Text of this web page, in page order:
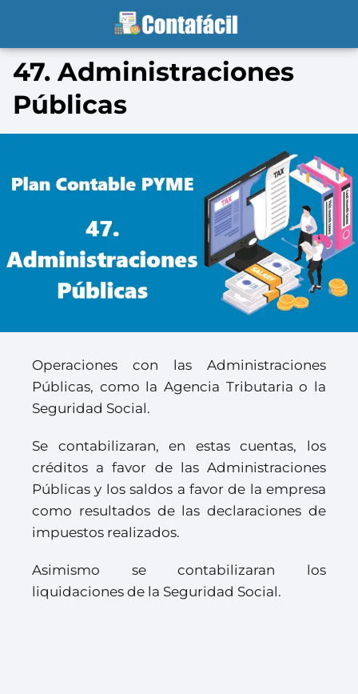
47. Administraciones
Públicas
Operaciones con las Administraciones
Públicas, como la Agencia Tributaria o la
Seguridad Social.
Se contabilizaran, en estas cuentas, los
créditos a favor de las Administraciones
Públicas y los saldos a favor de la empresa
como resultados de las declaraciones de
impuestos realizados.
Asimismo se contabilizaran los
liquidaciones de la Seguridad Social.